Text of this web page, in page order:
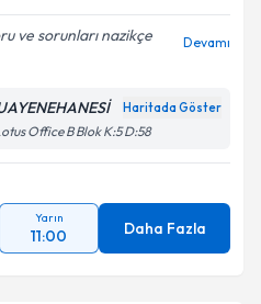
ve sorunları nazikçe
Devamı
Haritada Göster
Office B Blok K:5 D:58
Yarın
11:00 Daha Fazla